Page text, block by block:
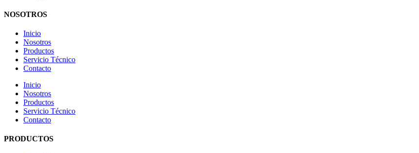
NOSOTROS
Inicio
Nosotros
Productos
Servicio Técnico
Contacto
Inicio
Nosotros
Productos
Servicio Técnico
Contacto
PRODUCTOS